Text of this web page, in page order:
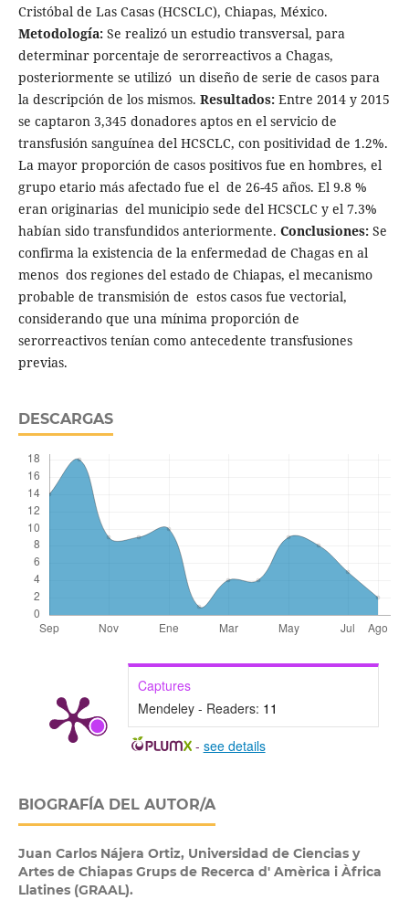
Cristóbal de Las Casas (HCSCLC), Chiapas, México.
Metodología: Se realizó un estudio transversal, para
determinar porcentaje de serorreactivos a Chagas,
posteriormente se utilizó un diseño de serie de casos para
la descripción de los mismos. Resultados: Entre 2014 y 2015
se captaron 3,345 donadores aptos en el servicio de
transfusión sanguínea del HCSCLC, con positividad de 1.2%.
La mayor proporción de casos positivos fue en hombres, el
grupo etario más afectado fue el de 26-45 años. El 9.8 %
eran originarias del municipio sede del HCSCLC y el 7.3%
habían sido transfundidos anteriormente. Conclusiones: Se
confirma la existencia de la enfermedad de Chagas en al
menos dos regiones del estado de Chiapas, el mecanismo
probable de transmisión de estos casos fue vectorial,
considerando que una mínima proporción de
serorreactivos tenían como antecedente transfusiones
previas.
DESCARGAS
Captures
Mendeley - Readers: 11
- see details
BIOGRAFÍA DEL AUTOR/A
Juan Carlos Nájera Ortiz, Universidad de Ciencias y
Artes de Chiapas Grups de Recerca d' Amèrica i Àfrica
Llatines (GRAAL).